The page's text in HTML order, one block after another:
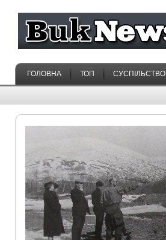
ГОЛОВНА ТОП СУСПІЛЬСТВО